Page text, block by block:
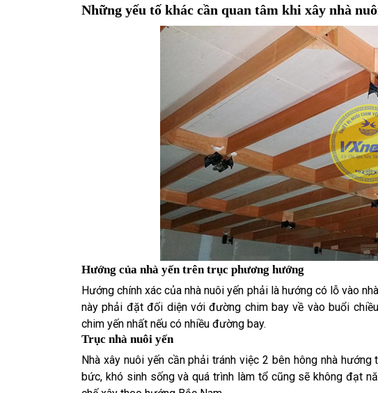
Những yếu tố khác cần quan tâm khi xây nhà
Hướng của nhà yến trên trục phương hướng
Hướng chính xác của nhà nuôi yến phải là hướng có lỗ vào
này phải đặt đối diện với đường chim bay về vào buổi
chim yến nhất nếu có nhiều đường bay.
Trục nhà nuôi yến
Nhà xây nuôi yến cần phải tránh việc 2 bên hông nhà
bức, khó sinh sống và quá trình làm tổ cũng sẽ không đạt